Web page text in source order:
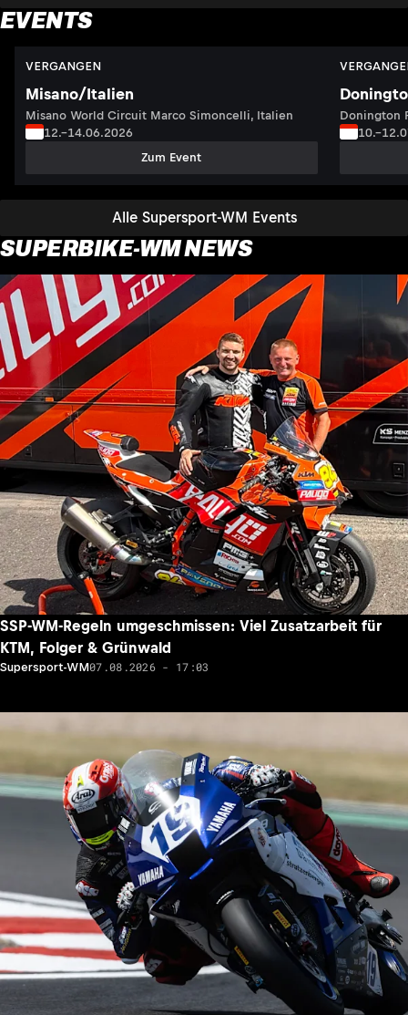
EVENTS
Alle Supersport-WM Events
VERGANGEN
Misano/Italien
Misano World Circuit Marco Simoncelli, Italien
12.–14.06.2026
Zum Event
Donington
SUPERBIKE-WM NEWS
SSP-WM-Regeln umgeschmissen: Viel Zusatzarbeit für
KTM, Folger & Grünwald
Supersport-WM07.08.2026 - 17:03